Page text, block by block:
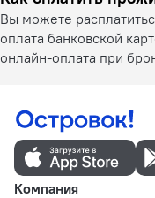
Вы можете
оплата банковской
онлайн-оплата при
Компания